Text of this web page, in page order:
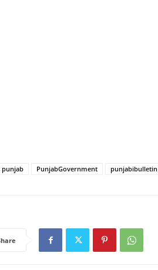
punjab PunjabGovernment punjabibulletin